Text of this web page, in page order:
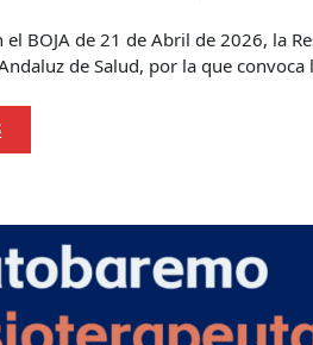
el BOJA de 21 de Abril de 2026, la
de Salud, por la que